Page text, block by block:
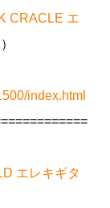
CRACLE エ
index.html
エレキギタ